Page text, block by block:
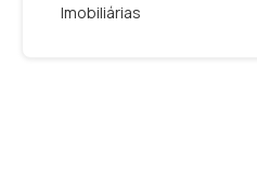
Imobiliárias